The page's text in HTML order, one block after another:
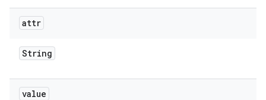
attr
String
value